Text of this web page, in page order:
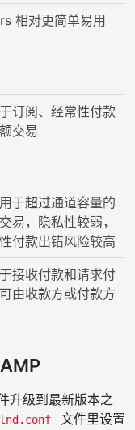
相对更简单易用
订阅、经常性付款
交易
于超过通道容量的
易，隐私性较弱，
付款出错风险较高
接收付款和请求付
由收款方或付款方
升级到最新版本之
lnd.conf 文件里设置